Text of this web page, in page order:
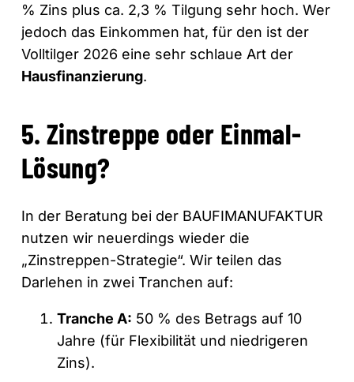
% Zins plus ca. 2,3 % Tilgung sehr hoch. Wer
jedoch das Einkommen hat, für den ist der
Volltilger 2026 eine sehr schlaue Art der
Hausfinanzierung.
5. Zinstreppe oder Einmal-
Lösung?
In der Beratung bei der BAUFIMANUFAKTUR
nutzen wir neuerdings wieder die
„Zinstreppen-Strategie“. Wir teilen das
Darlehen in zwei Tranchen auf:
Tranche A: 50 % des Betrags auf 10
Jahre (für Flexibilität und niedrigeren
Zins).